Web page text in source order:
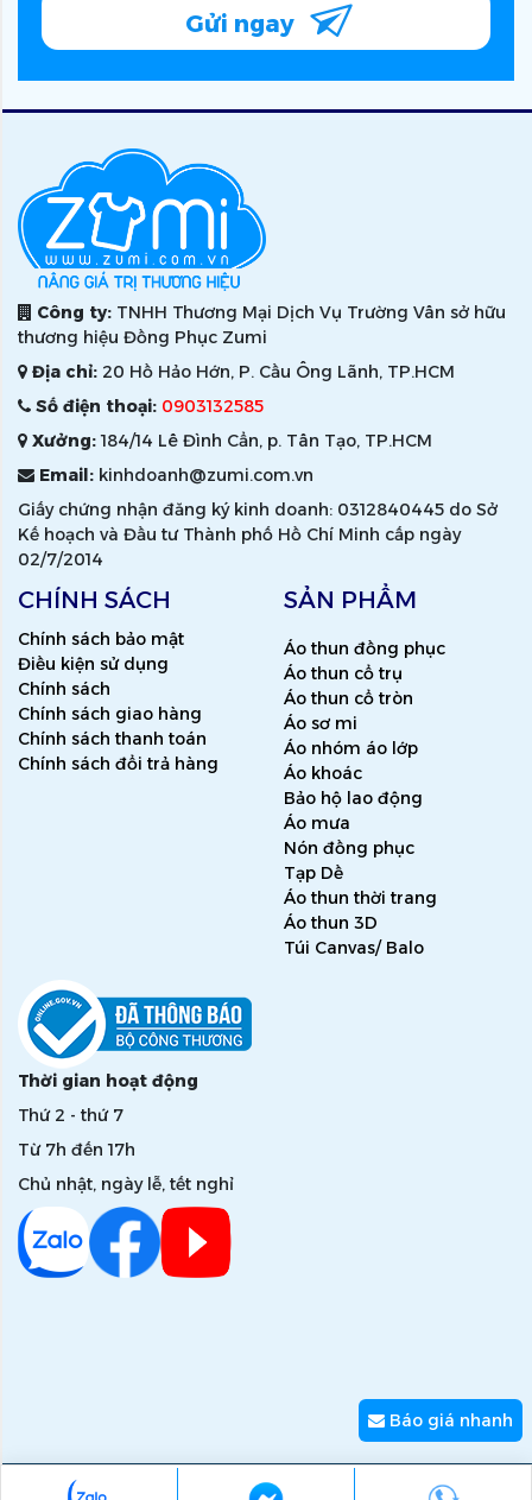
Gửi ngay
Công ty: TNHH Thương Mại Dịch Vụ Trường Vân sở hữu
thương hiệu Đồng Phục Zumi
Địa chỉ: 20 Hồ Hảo Hớn, P. Cầu Ông Lãnh, TP.HCM
Số điện thoại: 0903132585
Xưởng:184/14 Lê Đình Cẩn, p. Tân Tạo, TP.HCM
Email: kinhdoanh@zumi.com.vn
Giấy chứng nhận đăng ký kinh doanh: 0312840445 do Sở
Kế hoạch và Đầu tư Thành phố Hồ Chí Minh cấp ngày
02/7/2014
CHÍNH SÁCH
Chính sách bảo mật
Điều kiện sử dụng
Chính sách
Chính sách giao hàng
Chính sách thanh toán
Chính sách đổi trả hàng
SẢN PHẨM
Áo thun đồng phục
Áo thun cổ trụ
Áo thun cổ tròn
Áo sơ mi
Áo nhóm áo lớp
Áo khoác
Bảo hộ lao động
Áo mưa
Nón đồng phục
Tạp Dề
Áo thun thời trang
Áo thun 3D
Túi Canvas/ Balo
Thời gian hoạt động
Thứ 2 - thứ 7
Từ 7h đến 17h
Chủ nhật, ngày lễ, tết nghỉ
Copyright © 2026 zumi.com.vn - Giải pháp nâng tầm giá trị
Báo giá nhanh